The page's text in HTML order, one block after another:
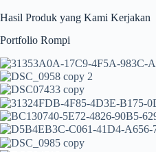
Hasil Produk yang Kami Kerjakan
Portfolio Rompi